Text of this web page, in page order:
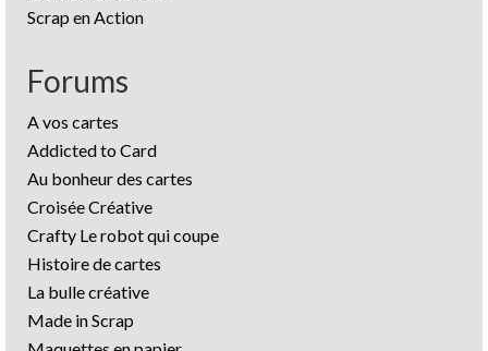
Scrap en Action
Forums
A vos cartes
Addicted to Card
Au bonheur des cartes
Croisée Créative
Crafty Le robot qui coupe
Histoire de cartes
La bulle créative
Made in Scrap